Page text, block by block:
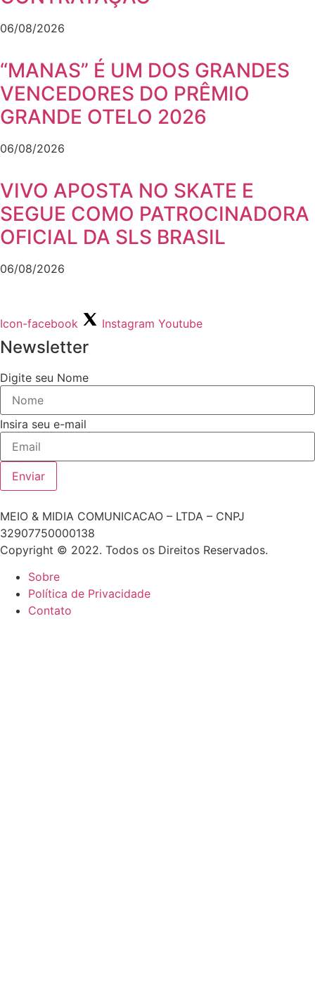
06/08/2026
“MANAS” É UM DOS GRANDES
VENCEDORES DO PRÊMIO
GRANDE OTELO 2026
06/08/2026
VIVO APOSTA NO SKATE E
SEGUE COMO PATROCINADORA
OFICIAL DA SLS BRASIL
06/08/2026
Icon-facebook Instagram Youtube
Newsletter
Digite seu Nome
Insira seu e-mail
Enviar
MEIO & MIDIA COMUNICACAO – LTDA – CNPJ
32907750000138
Copyright © 2022. Todos os Direitos Reservados.
Sobre
Política de Privacidade
Contato